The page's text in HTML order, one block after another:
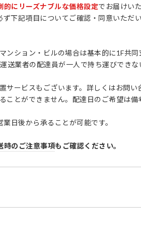
的にリーズナブルな価格設定でお届けい
ず下記項目についてご確認・同意いただ
ション・ビルの場合は基本的に1F共同
送業者の配達員が一人で持ち運びでき
ービスもございます。詳しくはお問い
ことができません。配達日のご希望は
日後から承ることが可能です。
時のご注意事項もご確認ください。